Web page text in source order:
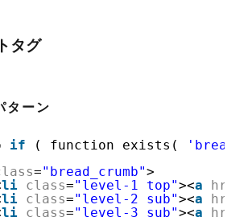
タグ
ターン
if ( function_exists(
="bread_crumb">
li class="level-1 top"><a href
li class="level-2 sub"><a href
li class="level-3 sub"><a href